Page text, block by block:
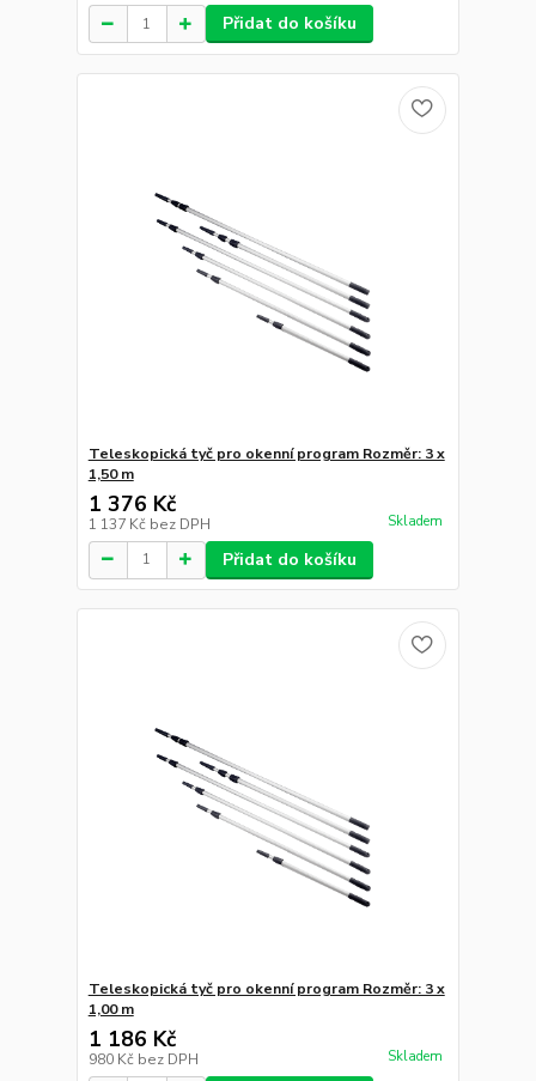
Přidat do košíku
Teleskopická tyč pro okenní program Rozměr: 3 x
1,50 m
1 376 Kč
1 137 Kč bez DPH Skladem
Přidat do košíku
Teleskopická tyč pro okenní program Rozměr: 3 x
1,00 m
1 186 Kč
980 Kč bez DPH Skladem